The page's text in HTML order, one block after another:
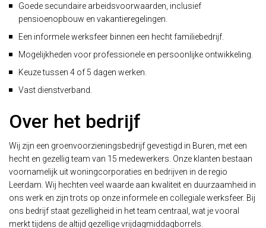
Goede secundaire arbeidsvoorwaarden, inclusief
pensioenopbouw en vakantieregelingen.
Een informele werksfeer binnen een hecht familiebedrijf.
Mogelijkheden voor professionele en persoonlijke ontwikkeling.
Keuze tussen 4 of 5 dagen werken.
Vast dienstverband.
Over het bedrijf
Wij zijn een groenvoorzieningsbedrijf gevestigd in Buren, met een
hecht en gezellig team van 15 medewerkers. Onze klanten bestaan
voornamelijk uit woningcorporaties en bedrijven in de regio
Leerdam. Wij hechten veel waarde aan kwaliteit en duurzaamheid in
ons werk en zijn trots op onze informele en collegiale werksfeer. Bij
ons bedrijf staat gezelligheid in het team centraal, wat je vooral
merkt tijdens de altijd gezellige vrijdagmiddagborrels.